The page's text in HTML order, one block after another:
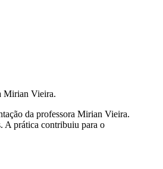
Mirian Vieira.
da professora Mirian Vieira.
A prática contribuiu para o